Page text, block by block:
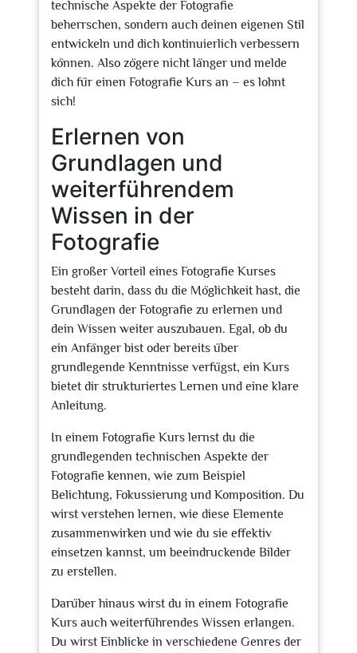
technische Aspekte der Fotografie
beherrschen, sondern auch deinen eigenen Stil
entwickeln und dich kontinuierlich verbessern
können. Also zögere nicht länger und melde
dich für einen Fotografie Kurs an – es lohnt
sich!
Erlernen von
Grundlagen und
weiterführendem
Wissen in der
Fotografie
Ein großer Vorteil eines Fotografie Kurses
besteht darin, dass du die Möglichkeit hast, die
Grundlagen der Fotografie zu erlernen und
dein Wissen weiter auszubauen. Egal, ob du
ein Anfänger bist oder bereits über
grundlegende Kenntnisse verfügst, ein Kurs
bietet dir strukturiertes Lernen und eine klare
Anleitung.
In einem Fotografie Kurs lernst du die
grundlegenden technischen Aspekte der
Fotografie kennen, wie zum Beispiel
Belichtung, Fokussierung und Komposition. Du
wirst verstehen lernen, wie diese Elemente
zusammenwirken und wie du sie effektiv
einsetzen kannst, um beeindruckende Bilder
zu erstellen.
Darüber hinaus wirst du in einem Fotografie
Kurs auch weiterführendes Wissen erlangen.
Du wirst Einblicke in verschiedene Genres der